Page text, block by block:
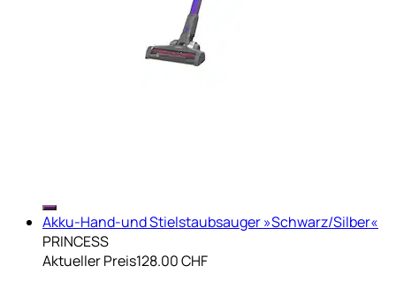
Akku-Hand-und Stielstaubsauger »Schwarz/Silber«
PRINCESS
Aktueller Preis128.00 CHF